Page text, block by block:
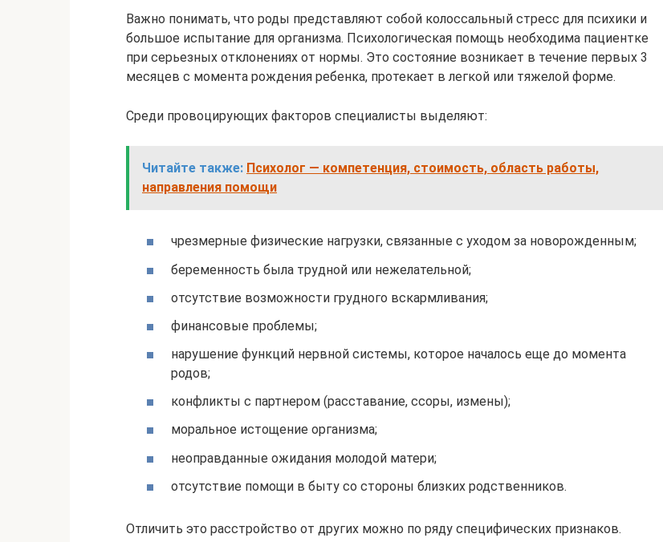
Важно понимать, что роды представляют собой колоссальный стресс для психики и
большое испытание для организма. Психологическая помощь необходима пациентке
при серьезных отклонениях от нормы. Это состояние возникает в течение первых 3
месяцев с момента рождения ребенка, протекает в легкой или тяжелой форме.
Среди провоцирующих факторов специалисты выделяют:
Читайте также: Психолог — компетенция, стоимость, область работы,
направления помощи
чрезмерные физические нагрузки, связанные с уходом за новорожденным;
беременность была трудной или нежелательной;
отсутствие возможности грудного вскармливания;
финансовые проблемы;
нарушение функций нервной системы, которое началось еще до момента
родов;
конфликты с партнером (расставание, ссоры, измены);
моральное истощение организма;
неоправданные ожидания молодой матери;
отсутствие помощи в быту со стороны близких родственников.
Отличить это расстройство от других можно по ряду специфических признаков.